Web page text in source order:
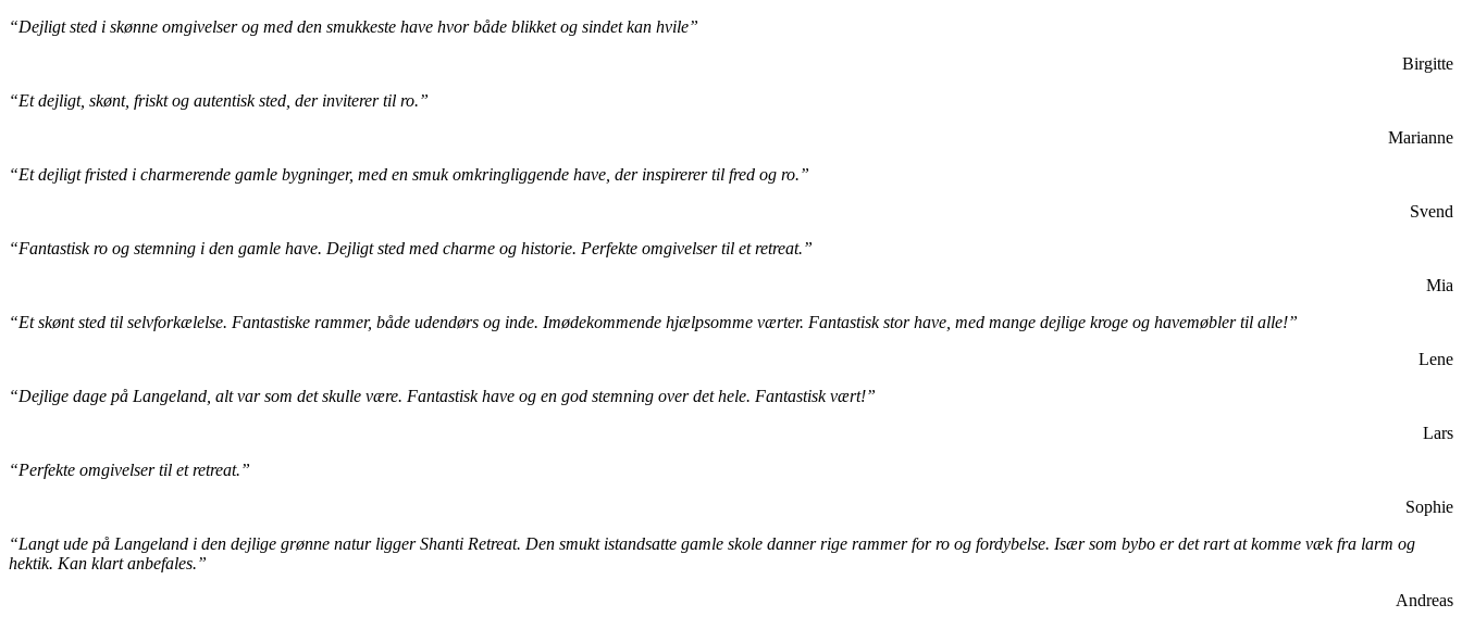
“Dejligt sted i skønne omgivelser og med den smukkeste have hvor både blikket og sindet kan hvile”
Birgitte
“Et dejligt, skønt, friskt og autentisk sted, der inviterer til ro.”
Marianne
“Et dejligt fristed i charmerende gamle bygninger, med en smuk omkringliggende have, der inspirerer til fred og ro.”
Svend
“Fantastisk ro og stemning i den gamle have. Dejligt sted med charme og historie. Perfekte omgivelser til et retreat.”
Mia
“Et skønt sted til selvforkælelse. Fantastiske rammer, både udendørs og inde. Imødekommende hjælpsomme værter. Fantastisk stor have, med mange dejlige kroge og havemøbler til alle!”
Lene
“Dejlige dage på Langeland, alt var som det skulle være. Fantastisk have og en god stemning over det hele. Fantastisk vært!”
Lars
“Perfekte omgivelser til et retreat.”
Sophie
“Langt ude på Langeland i den dejlige grønne natur ligger Shanti Retreat. Den smukt istandsatte gamle skole danner rige rammer for ro og fordybelse. Især som bybo er det rart at komme væk fra larm og
hektik. Kan klart anbefales.”
Andreas